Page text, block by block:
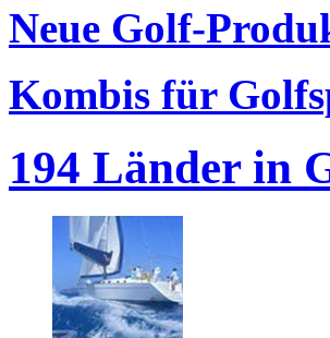
Neue Golf-
Kombis für
194 Länder in